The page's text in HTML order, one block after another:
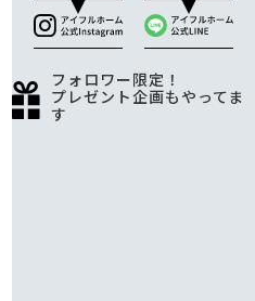
フォロワー限定！
プレゼント企画もやってま
す